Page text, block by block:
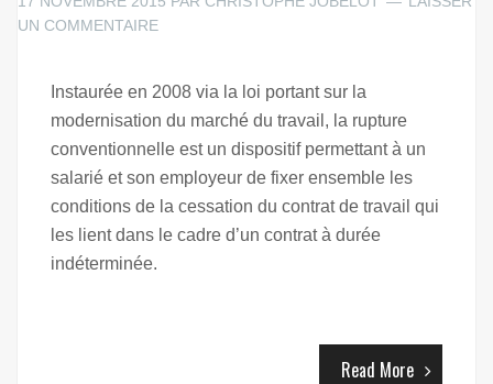
UN COMMENTAIRE
Instaurée en 2008 via la loi portant sur la
modernisation du marché du travail, la rupture
conventionnelle est un dispositif permettant à un
salarié et son employeur de fixer ensemble les
conditions de la cessation du contrat de travail qui
les lient dans le cadre d’un contrat à durée
indéterminée.
Read More